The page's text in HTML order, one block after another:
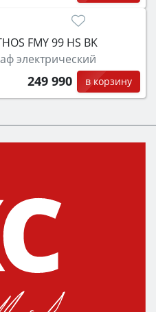
FMY 99 HS BK
электрический
249 990 в корзину